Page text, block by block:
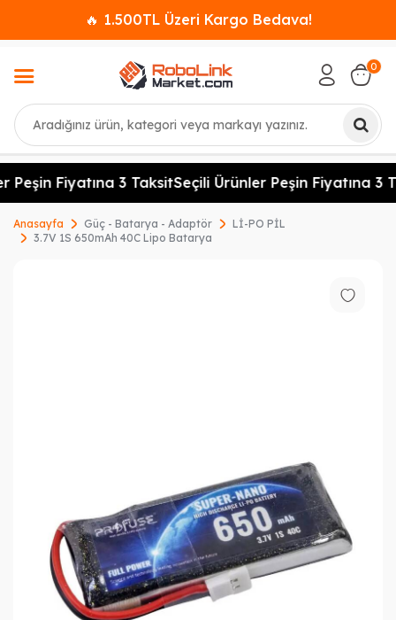
🔥 1.500TL Üzeri Kargo Bedava!
Ara
0
Peşin Fiyatına 3 TaksitSeçili Ürünler Peşin Fiyatına 3
Anasayfa Güç - Batarya - Adaptör
Lİ-PO PİL
3.7V 1S 650mAh 40C Lipo Batarya